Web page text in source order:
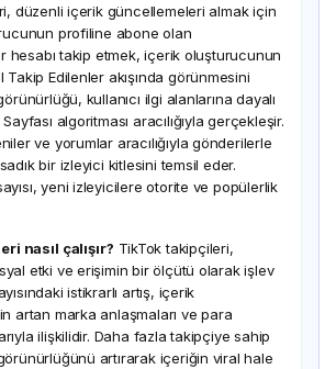
düzenli içerik güncellemeleri almak için
profiline abone olan
hesabı takip etmek, içerik oluşturucunun
Takip Edilenler akışında görünmesini
kullanıcı ilgi alanlarına dayalı
algoritması aracılığıyla gerçekleşir.
ve yorumlar aracılığıyla gönderilerle
bir izleyici kitlesini temsil eder.
yeni izleyicilere otorite ve popülerlik
nasıl çalışır? TikTok takipçileri,
etki ve erişimin bir ölçütü olarak işlev
istikrarlı artış, içerik
artan marka anlaşmaları ve para
ilişkilidir. Daha fazla takipçiye sahip
artırarak içeriğin viral hale